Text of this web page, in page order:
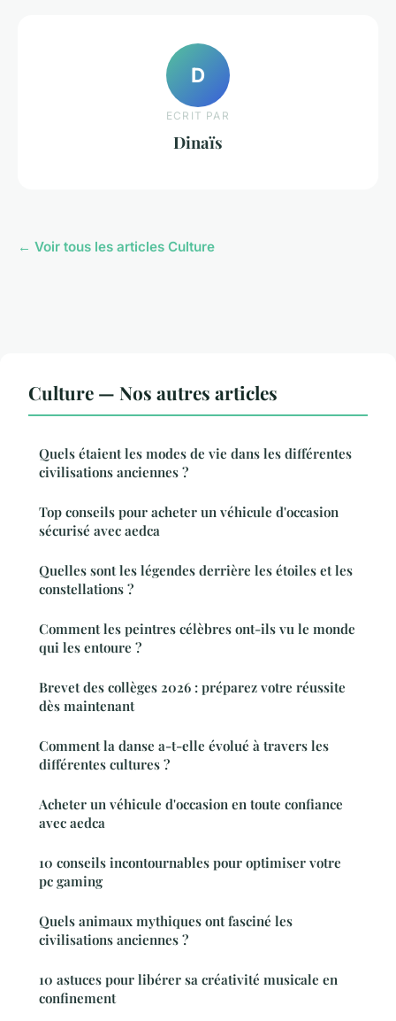
D
ECRIT PAR
Dinaïs
← Voir tous les articles Culture
Culture — Nos autres articles
Quels étaient les modes de vie dans les différentes
civilisations anciennes ?
Top conseils pour acheter un véhicule d'occasion
sécurisé avec aedca
Quelles sont les légendes derrière les étoiles et les
constellations ?
Comment les peintres célèbres ont-ils vu le monde
qui les entoure ?
Brevet des collèges 2026 : préparez votre réussite
dès maintenant
Comment la danse a-t-elle évolué à travers les
différentes cultures ?
Acheter un véhicule d'occasion en toute confiance
avec aedca
10 conseils incontournables pour optimiser votre
pc gaming
Quels animaux mythiques ont fasciné les
civilisations anciennes ?
10 astuces pour libérer sa créativité musicale en
confinement